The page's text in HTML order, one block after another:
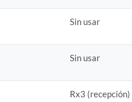
Sin usar
Sin usar
Rx3 (recepción)